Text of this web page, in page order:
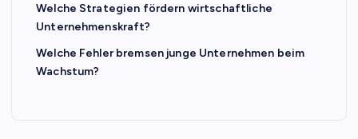
Welche Strategien fördern wirtschaftliche
Unternehmenskraft?
Welche Fehler bremsen junge Unternehmen beim
Wachstum?